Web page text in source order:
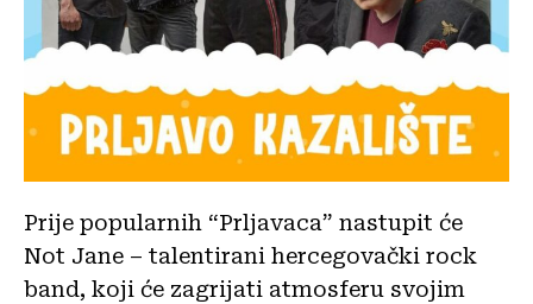
Prije popularnih “Prljavaca” nastupit će
Not Jane – talentirani hercegovački rock
band, koji će zagrijati atmosferu svojim